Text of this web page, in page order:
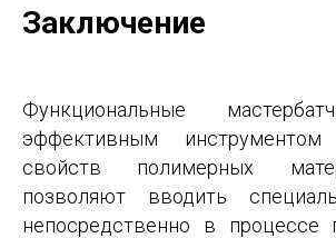
Заключение
Функциональные
эффективным инструментом
свойств полимерных
позволяют вводить
непосредственно в процессе